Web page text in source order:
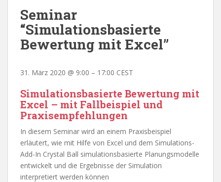
Seminar
“Simulationsbasierte
Bewertung mit Excel”
31. März 2020 @ 9:00 – 17:00 CEST
Simulationsbasierte Bewertung mit
Excel – mit Fallbeispiel und
Praxisempfehlungen
In diesem Seminar wird an einem Praxisbeispiel
erläutert, wie mit Hilfe von Excel und dem Simulations-
Add-In Crystal Ball simulationsbasierte Planungsmodelle
entwickelt und die Ergebnisse der Simulation
interpretiert werden können